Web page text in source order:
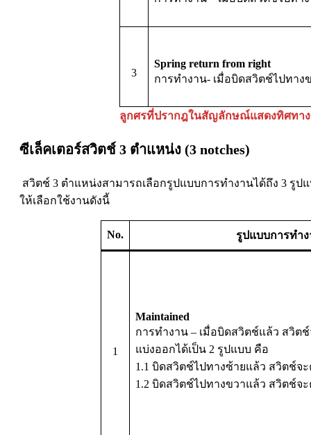
3
Spring return from right
การทำงาน- เมื่อบิดสวิตช์ไปทา
ลูกศรที่ปรากฎในสัญลักษณ์แสดงทิศทา
ซีเล็คเตอร์สวิตช์ 3 ตำแหน่ง (3 notches)
สวิตช์ 3 ตำแหน่งสามารถเลือกรูปแบบการทำงานได้ถึง 3 รูป
ให้เลือกใช้งานดังนี้
No. รูปแบบการทำ
1
Maintained
การทำงาน – เมื่อบิดสวิตช์แล้ว สวิต
แบ่งออกได้เป็น 2 รูปแบบ คือ
1.1 บิดสวิตช์ไปทางซ้ายแล้ว สวิตช์จ
1.2 บิดสวิตช์ไปทางขวาแล้ว สวิตช์จ